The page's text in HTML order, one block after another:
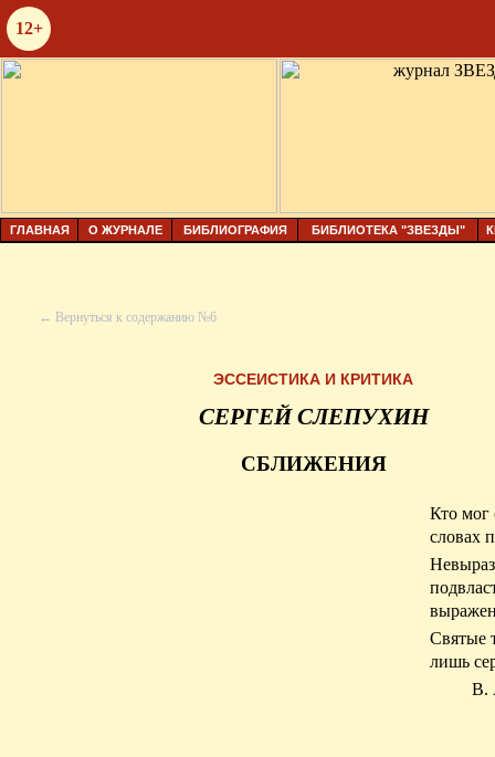
12+
ГЛАВНАЯ О ЖУРНАЛЕ БИБЛИОГРАФИЯ БИБЛИОТЕКА "ЗВЕЗДЫ"
← Вернуться к содержанию №6
ЭССЕИСТИКА И КРИТИКА
СЕРГЕЙ СЛЕПУХИН
СБЛИЖЕНИЯ
Кто мог
словах
Святые
лишь
В.